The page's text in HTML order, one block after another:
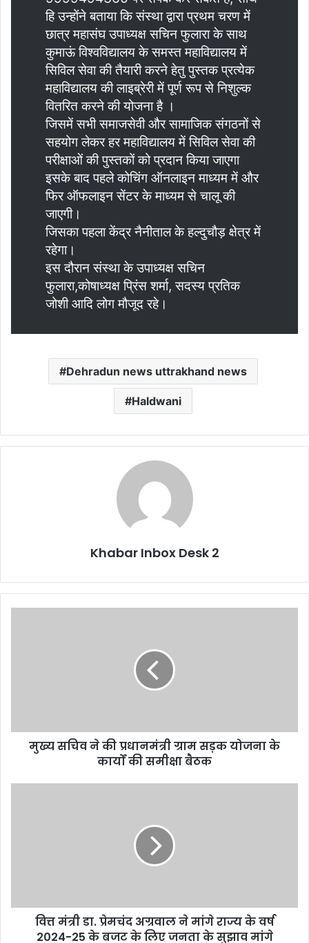
हि उन्होंने बताया कि संस्था द्वारा प्रथम चरण में
छात्र महासंघ उपाध्यक्ष सचिन फुलारा के साथ
कुमाऊं विश्वविद्यालय के समस्त महाविद्यालय में
सिविल सेवा की तैयारी करने हेतु पुस्तक प्रत्येक
महाविद्यालय की लाइब्रेरी में पूर्ण रूप से निशुल्क
वितरित करने की योजना है ।
जिसमें सभी समाजसेवी और सामाजिक संगठनों से
सहयोग लेकर हर महाविद्यालय में सिविल सेवा की
परीक्षाओं की पुस्तकों को प्रदान किया जाएगा
इसके बाद पहले कोचिंग ऑनलाइन माध्यम में और
फिर ऑफलाइन सेंटर के माध्यम से चालू की
जाएगी।
जिसका पहला केंद्र नैनीताल के हल्दुचौड़ क्षेत्र में
रहेगा।
इस दौरान संस्था के उपाध्यक्ष सचिन
फुलारा,कोषाध्यक्ष प्रिंस शर्मा, सदस्य प्रतिक
जोशी आदि लोग मौजूद रहे।
Dehradun news uttrakhand news
Haldwani
Khabar Inbox Desk 2
के
मुख्य सचिव ने की प्रधानमंत्री ग्राम सड़क योजना के
कार्यों की समीक्षा बैठक
के
वित्त मंत्री डा. प्रेमचंद अग्रवाल ने मांगे राज्य के वर्ष
2024-25 के बजट के लिए जनता के सुझाव मांगे